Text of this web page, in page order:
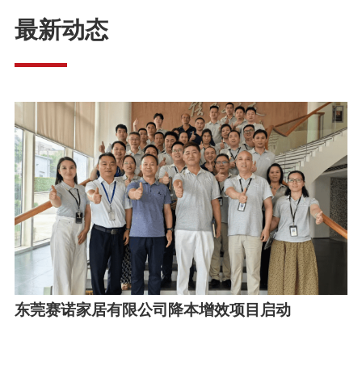
最新动态
东莞赛诺家居有限公司降本增效项目启动